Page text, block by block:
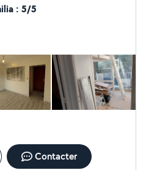
à domicile.
: 5/5
Contacter